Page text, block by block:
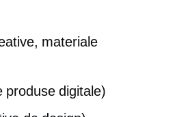
materiale
produse digitale)